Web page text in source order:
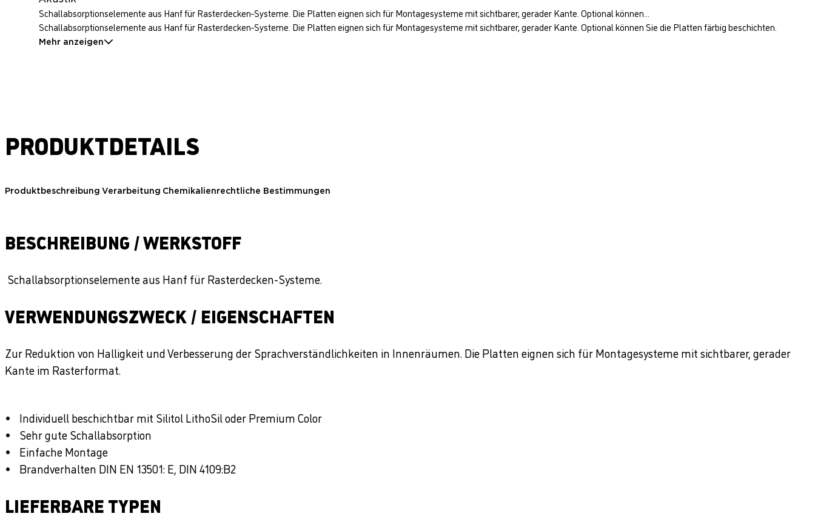
Schallabsorptionselemente aus Hanf für Rasterdecken-Systeme. Die Platten eignen sich für Montagesysteme mit sichtbarer, gerader Kante. Optional können...
Schallabsorptionselemente aus Hanf für Rasterdecken-Systeme. Die Platten eignen sich für Montagesysteme mit sichtbarer, gerader Kante. Optional können Sie die Platten färbig beschichten.
Mehr anzeigen
PRODUKTDETAILS
Produktbeschreibung Verarbeitung Chemikalienrechtliche Bestimmungen
BESCHREIBUNG / WERKSTOFF
Schallabsorptionselemente aus Hanf für Rasterdecken-Systeme.
VERWENDUNGSZWECK / EIGENSCHAFTEN
Zur Reduktion von Halligkeit und Verbesserung der Sprachverständlichkeiten in Innenräumen. Die Platten eignen sich für Montagesysteme mit sichtbarer, gerader
Kante im Rasterformat.
Individuell beschichtbar mit Silitol LithoSil oder Premium Color
Sehr gute Schallabsorption
Einfache Montage
Brandverhalten DIN EN 13501: E, DIN 4109:B2
LIEFERBARE TYPEN